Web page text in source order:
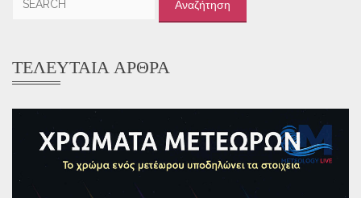
ΤΕΛΕΥΤΑΊΑ ΆΡΘΡΑ